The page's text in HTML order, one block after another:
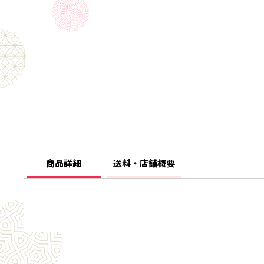
商品詳細 送料・店舗概要